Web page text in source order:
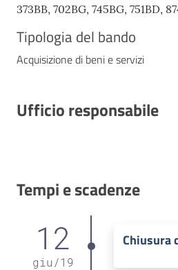
373BB, 702BG, 745BG, 751BD,
Tipologia del bando
Acquisizione di beni e servizi
Ufficio responsabile
Tempi e scadenze
12
giu /19
Chiusura